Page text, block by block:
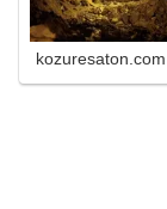
kozuresaton.com